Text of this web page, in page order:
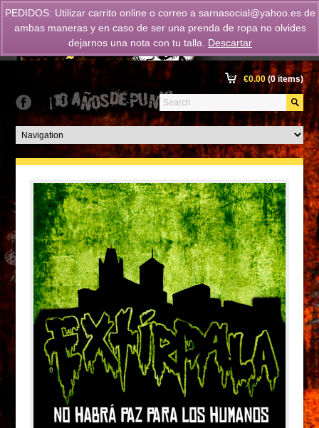
€0.00(0 items)
PEDIDOS: Utilizar carrito online o correo a sarnasocial@yahoo.es de
ambas maneras y en caso de ser una prenda de ropa no olvides
dejarnos una nota con tu talla.
Descartar